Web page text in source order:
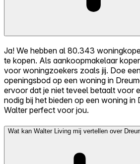
Ja! We hebben al 80.343
te kopen. Als aankoopmakelaar
voor woningzoekers zoals jij. Doe
openingsbod op een woning in
ervoor dat je niet teveel betaalt voor
nodig bij het bieden op een woning in
Walter perfect voor jou.
Wat kan Walter Living mij vertellen over